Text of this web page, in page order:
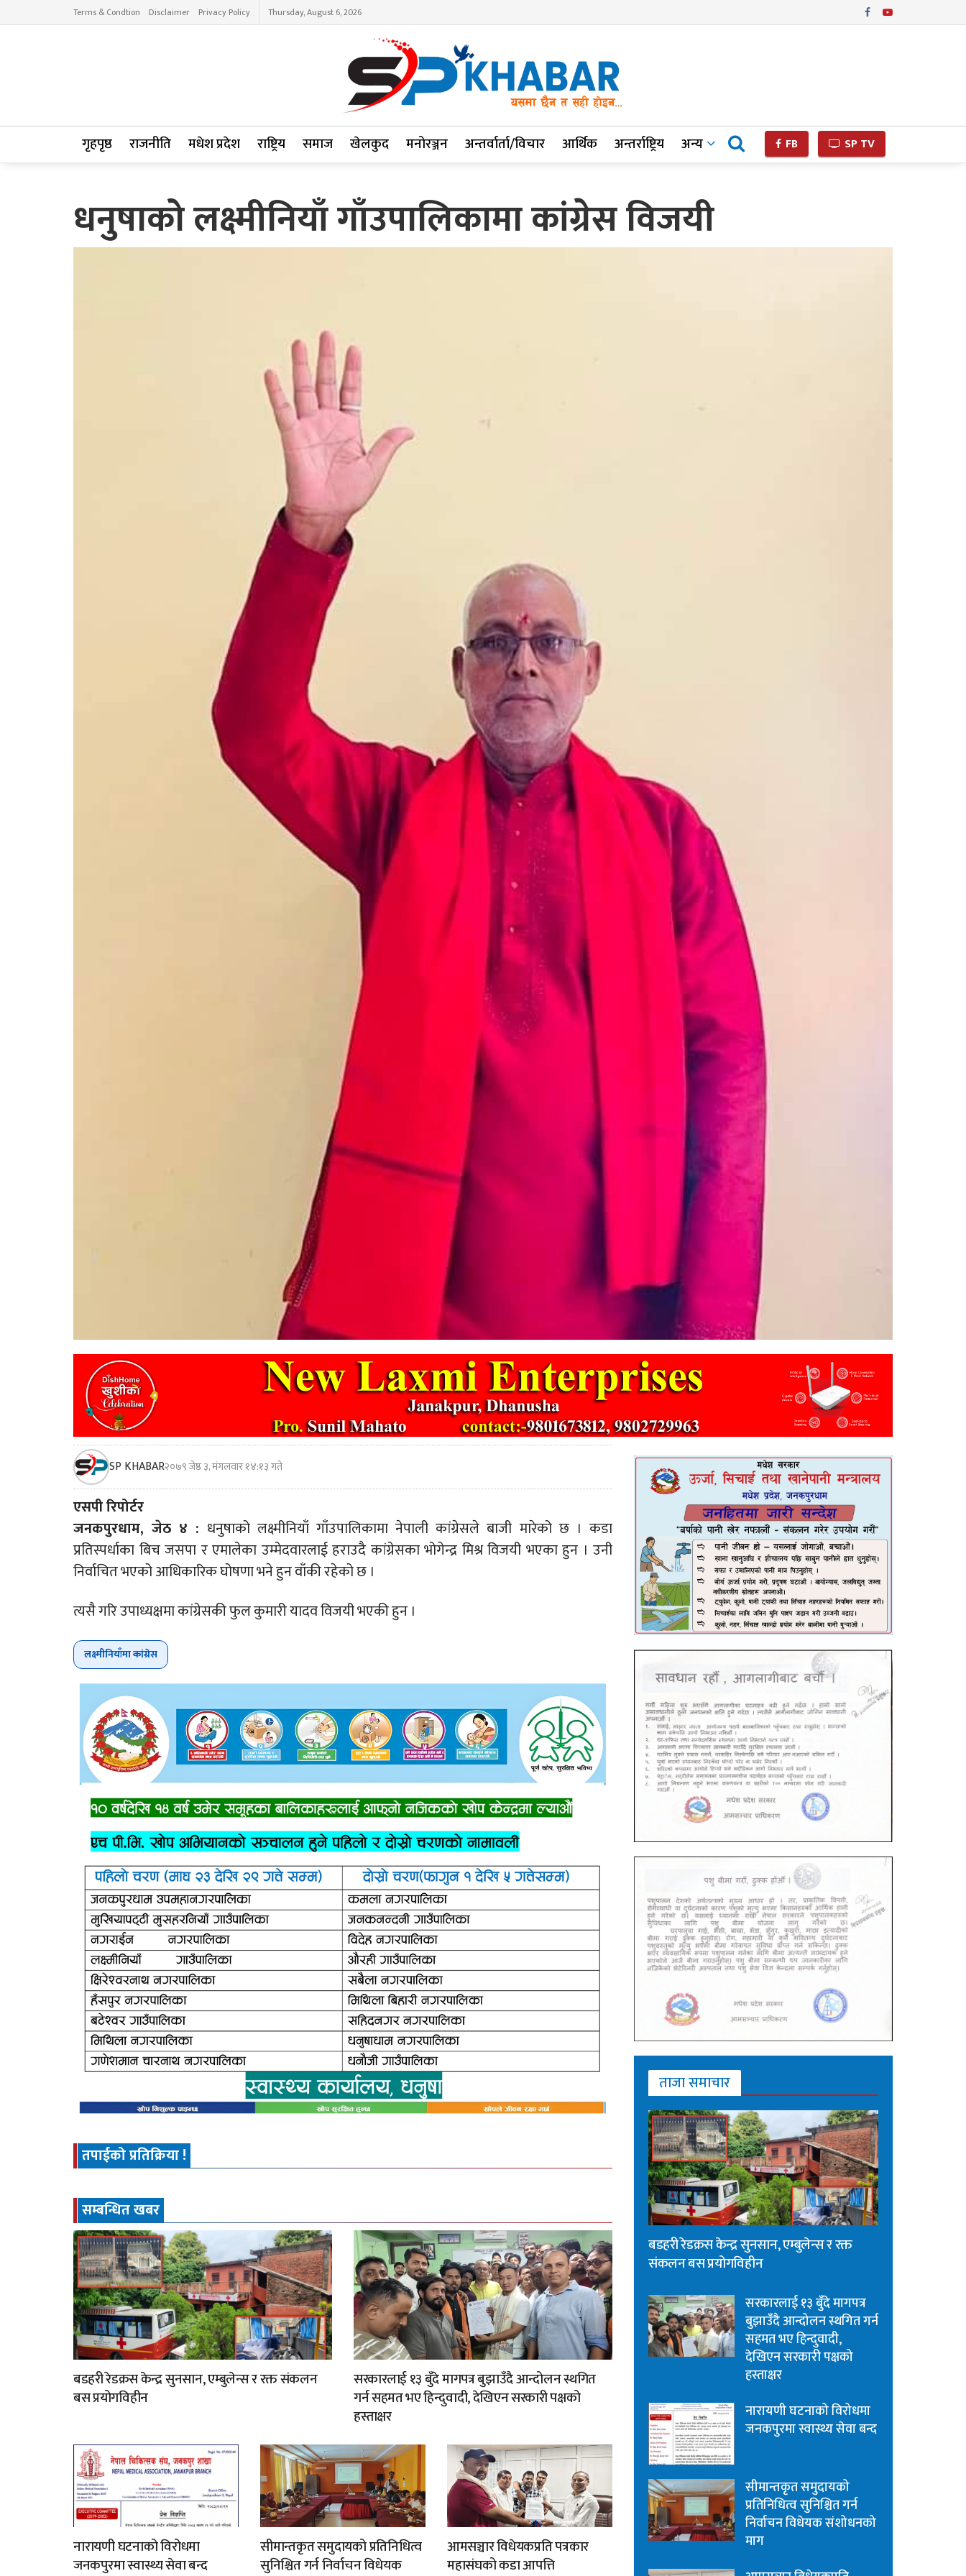
Terms & Condtion Disclaimer Privacy Policy Thursday, August 6, 2026
गृहपृष्ठ राजनीति मधेश प्रदेश राष्ट्रिय समाज खेलकुद मनोरञ्जन अन्तर्वार्ता/विचार आर्थिक अन्तर्राष्ट्रिय अन्य FB SP TV
धनुषाको लक्ष्मीनियाँ गाँउपालिकामा कांग्रेस विजयी
SP KHABAR२०७९ जेष्ठ ३, मंगलवार १४:१३ गते
एसपी रिपोर्टर
जनकपुरधाम, जेठ ४ : धनुषाको लक्ष्मीनियाँ गाँउपालिकामा नेपाली कांग्रेसले बाजी मारेको छ । कडा
प्रतिस्पर्धाका बिच जसपा र एमालेका उम्मेदवारलाई हराउदै कांग्रेसका भोगेन्द्र मिश्र विजयी भएका हुन । उनी
निर्वाचित भएको आधिकारिक घोषणा भने हुन वाँकी रहेको छ ।
त्यसै गरि उपाध्यक्षमा कांग्रेसकी फुल कुमारी यादव विजयी भएकी हुन ।
लक्ष्मीनियाँमा कांग्रेस
तपाईको प्रतिक्रिया !
सम्बन्धित खबर
बडहरी रेडक्रस केन्द्र सुनसान, एम्बुलेन्स र रक्त संकलन
बस प्रयोगविहीन
सरकारलाई १३ बुँदे मागपत्र बुझाउँदै आन्दोलन स्थगित
गर्न सहमत भए हिन्दुवादी, देखिएन सरकारी पक्षको
हस्ताक्षर
नारायणी घटनाको विरोधमा
जनकपुरमा स्वास्थ्य सेवा बन्द
सीमान्तकृत समुदायको प्रतिनिधित्व
सुनिश्चित गर्न निर्वाचन विधेयक
आमसञ्चार विधेयकप्रति पत्रकार
महासंघको कडा आपत्ति
ताजा समाचार
बडहरी रेडक्रस केन्द्र सुनसान, एम्बुलेन्स र रक्त
संकलन बस प्रयोगविहीन
सरकारलाई १३ बुँदे मागपत्र
बुझाउँदै आन्दोलन स्थगित गर्न
सहमत भए हिन्दुवादी,
देखिएन सरकारी पक्षको
हस्ताक्षर
नारायणी घटनाको विरोधमा
जनकपुरमा स्वास्थ्य सेवा बन्द
सीमान्तकृत समुदायको
प्रतिनिधित्व सुनिश्चित गर्न
निर्वाचन विधेयक संशोधनको
माग